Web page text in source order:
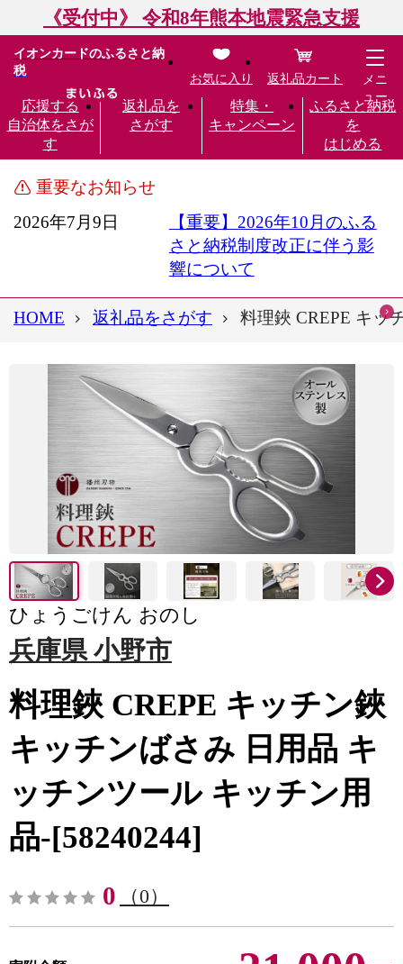
《受付中》 令和8年熊本地震緊急支援
イオンカードのふるさと納
税
応援する
自治体をさが
す
返礼品を
さがす
特集・
キャンペーン
ふるさと納税
を
はじめる
お気に入り 返礼品カート
メニ
ュー
重要なお知らせ
2026年7月9日
【重要】2026年10月のふる
さと納税制度改正に伴う影
響について
HOME 返礼品をさがす 料理鋏 CREPE キッ
ひょうごけん おのし
兵庫県 小野市
料理鋏 CREPE キッチン鋏
キッチンばさみ 日用品 キ
ッチンツール キッチン用
品-[58240244]
0 （0）